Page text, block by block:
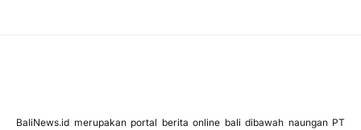
BaliNews.id merupakan portal berita online bali dibawah naungan PT